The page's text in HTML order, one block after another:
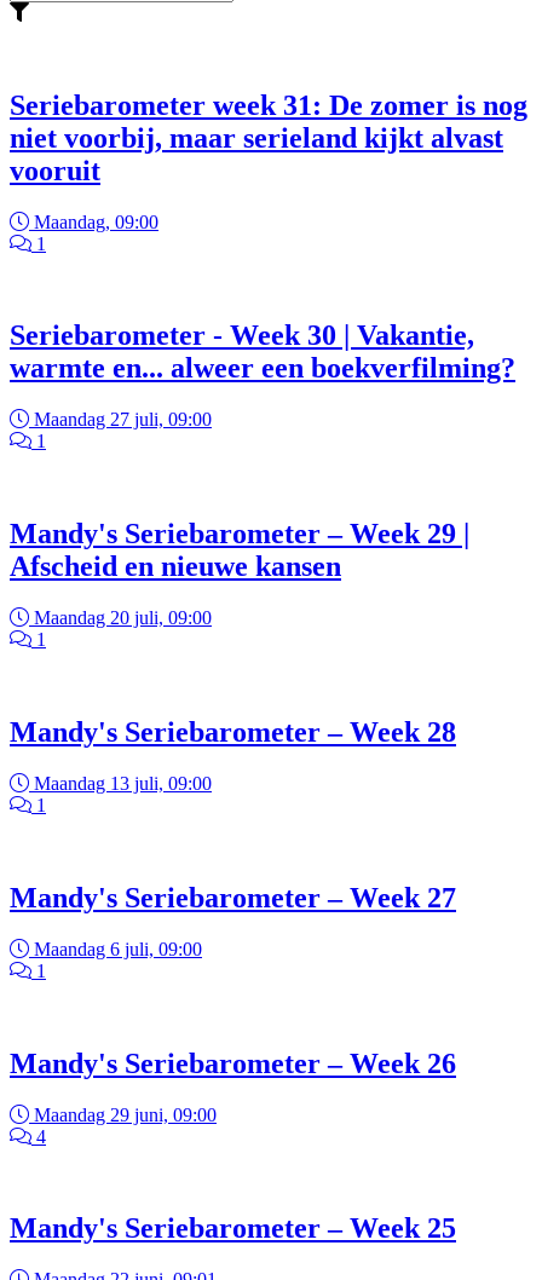
Seriebarometer week 31: De zomer is nog
niet voorbij, maar serieland kijkt alvast
vooruit
Maandag, 09:00
1
Seriebarometer - Week 30 | Vakantie,
warmte en... alweer een boekverfilming?
Maandag 27 juli, 09:00
1
Mandy's Seriebarometer – Week 29 |
Afscheid en nieuwe kansen
Maandag 20 juli, 09:00
1
Mandy's Seriebarometer – Week 28
Maandag 13 juli, 09:00
1
Mandy's Seriebarometer – Week 27
Maandag 6 juli, 09:00
1
Mandy's Seriebarometer – Week 26
Maandag 29 juni, 09:00
4
Mandy's Seriebarometer – Week 25